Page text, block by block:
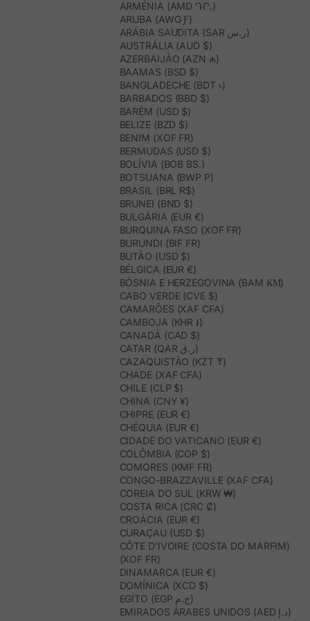
ARMÉNIA (AMD ԴՐ.)
ARUBA (AWG Ƒ)
ARÁBIA SAUDITA (SAR ر.س)
AUSTRÁLIA (AUD $)
AZERBAIJÃO (AZN ₼)
BAAMAS (BSD $)
BANGLADECHE (BDT ৳)
BARBADOS (BBD $)
BARÉM (USD $)
BELIZE (BZD $)
BENIM (XOF FR)
BERMUDAS (USD $)
BOLÍVIA (BOB BS.)
BOTSUANA (BWP P)
BRASIL (BRL R$)
BRUNEI (BND $)
BULGÁRIA (EUR €)
BURQUINA FASO (XOF FR)
BURUNDI (BIF FR)
BUTÃO (USD $)
BÉLGICA (EUR €)
BÓSNIA E HERZEGOVINA (BAM КМ)
CABO VERDE (CVE $)
CAMARÕES (XAF CFA)
CAMBOJA (KHR ៛)
CANADÁ (CAD $)
CATAR (QAR ر.ق)
CAZAQUISTÃO (KZT ₸)
CHADE (XAF CFA)
CHILE (CLP $)
CHINA (CNY ¥)
CHIPRE (EUR €)
CHÉQUIA (EUR €)
CIDADE DO VATICANO (EUR €)
COLÔMBIA (COP $)
COMORES (KMF FR)
CONGO-BRAZZAVILLE (XAF CFA)
COREIA DO SUL (KRW ₩)
COSTA RICA (CRC ₡)
CROÁCIA (EUR €)
CURAÇAU (USD $)
CÔTE D’IVOIRE (COSTA DO MARFIM)
(XOF FR)
DINAMARCA (EUR €)
DOMÍNICA (XCD $)
EGITO (EGP ج.م)
EMIRADOS ÁRABES UNIDOS (AED د.إ)